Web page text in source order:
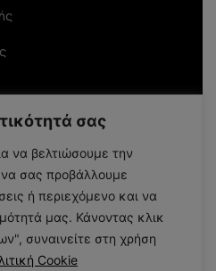
σας
να βελτιώσουμε την
να σας προβάλλουμε
ή περιεχόμενο και να
μας. Κάνοντας κλικ
συναινείτε στη χρήση
Cookie
TK 15234, Χαλάνδρι